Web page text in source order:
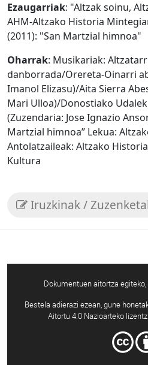
Ezaugarriak: "Altzak soinu,
AHM-Altzako Historia
(2011): "San Martzial himnoa"
Oharrak: Musikariak:
danborrada/Orereta-Oinarri
Imanol Elizasu)/Aita Sierra
Mari Ulloa)/Donostiako
(Zuzendaria: Jose Ignazio
Martzial himnoa” Lekua:
Antolatzaileak: Altzako
Kultura
Iruzkinak /
Dokumentuen aitortza
Bestela adierazi ezean, gune
Aitortu 4.0 Nazioarteko